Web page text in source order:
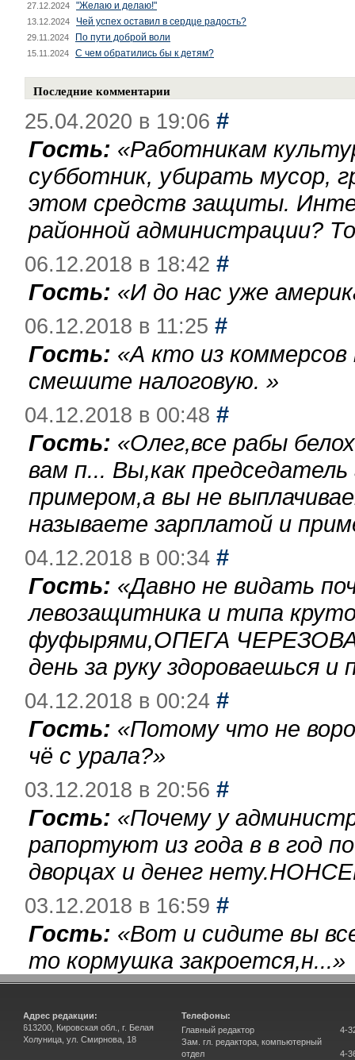
27.12.2024 "Желаю и делаю!"
13.12.2024 Чей успех оставил в сердце радость?
29.11.2024 По пути доброй воли
15.11.2024 С чем обратились бы к детям?
Последние комментарии
25.04.2020 в 19:06 #
Гость: «Работникам
субботник, убирать мусор,
этом средств защиты.
районной администрации?
06.12.2018 в 18:42 #
Гость: «И до нас уже
06.12.2018 в 11:25 #
Гость: «А кто из
смешите налоговую. »
04.12.2018 в 00:48 #
Гость: «Олег,все рабы
вам п... Вы,как
примером,а вы не
называете зарплатой и
04.12.2018 в 00:34 #
Гость: «Давно не видать
левозащитника и типа
фуфырями,ОПЕГА
день за руку здороваешься
04.12.2018 в 00:24 #
Гость: «Потому что не
чё с урала?»
03.12.2018 в 20:56 #
Гость: «Почему у
рапортуют из года в в год
дворцах и денег
03.12.2018 в 16:59 #
Гость: «Вот и сидите вы
то кормушка закроется,н...»
Адрес редакции:
613200, Кировская обл., г. Белая
Холуница, ул. Смирнова, 18
Телефоны:
Главный редактор
Зам. гл. редактора, компьютерный
отдел
4-
4-